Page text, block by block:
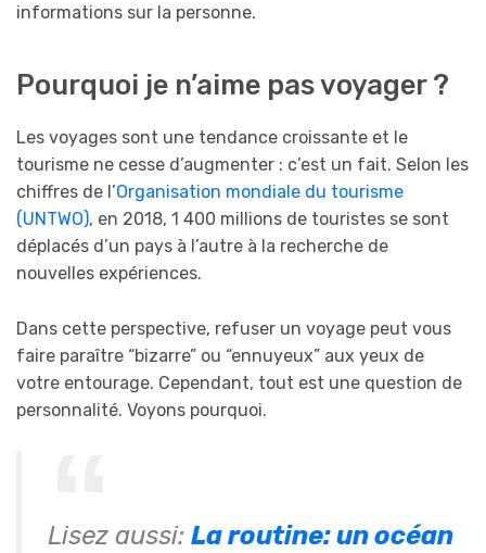
informations sur la personne.
Pourquoi je n’aime pas voyager ?
Les voyages sont une tendance croissante et le
tourisme ne cesse d’augmenter : c’est un fait. Selon les
chiffres de l’Organisation mondiale du tourisme
(UNTWO), en 2018, 1 400 millions de touristes se sont
déplacés d’un pays à l’autre à la recherche de
nouvelles expériences.
Dans cette perspective, refuser un voyage peut vous
faire paraître “bizarre” ou “ennuyeux” aux yeux de
votre entourage. Cependant, tout est une question de
personnalité. Voyons pourquoi.
Lisez aussi: La routine: un océan